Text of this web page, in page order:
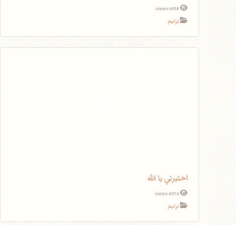
6918 views
ترانيم
اختبرني يا الله
6974 views
ترانيم